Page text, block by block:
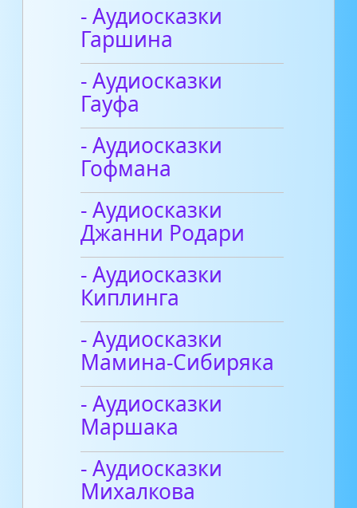
- Аудиосказки
Гаршина
- Аудиосказки
Гауфа
- Аудиосказки
Гофмана
- Аудиосказки
Джанни Родари
- Аудиосказки
Киплинга
- Аудиосказки
Мамина-Сибиряка
- Аудиосказки
Маршака
- Аудиосказки
Михалкова